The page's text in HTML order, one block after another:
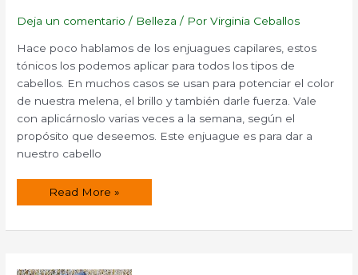
Deja un comentario / Belleza / PorVirginia Ceballos
Hace poco hablamos de los enjuagues capilares, estos
tónicos los podemos aplicar para todos los tipos de
cabellos. En muchos casos se usan para potenciar el color
de nuestra melena, el brillo y también darle fuerza. Vale
con aplicárnoslo varias veces a la semana, según el
propósito que deseemos. Este enjuague es para dar a
nuestro cabello
Enjuague
Read More »